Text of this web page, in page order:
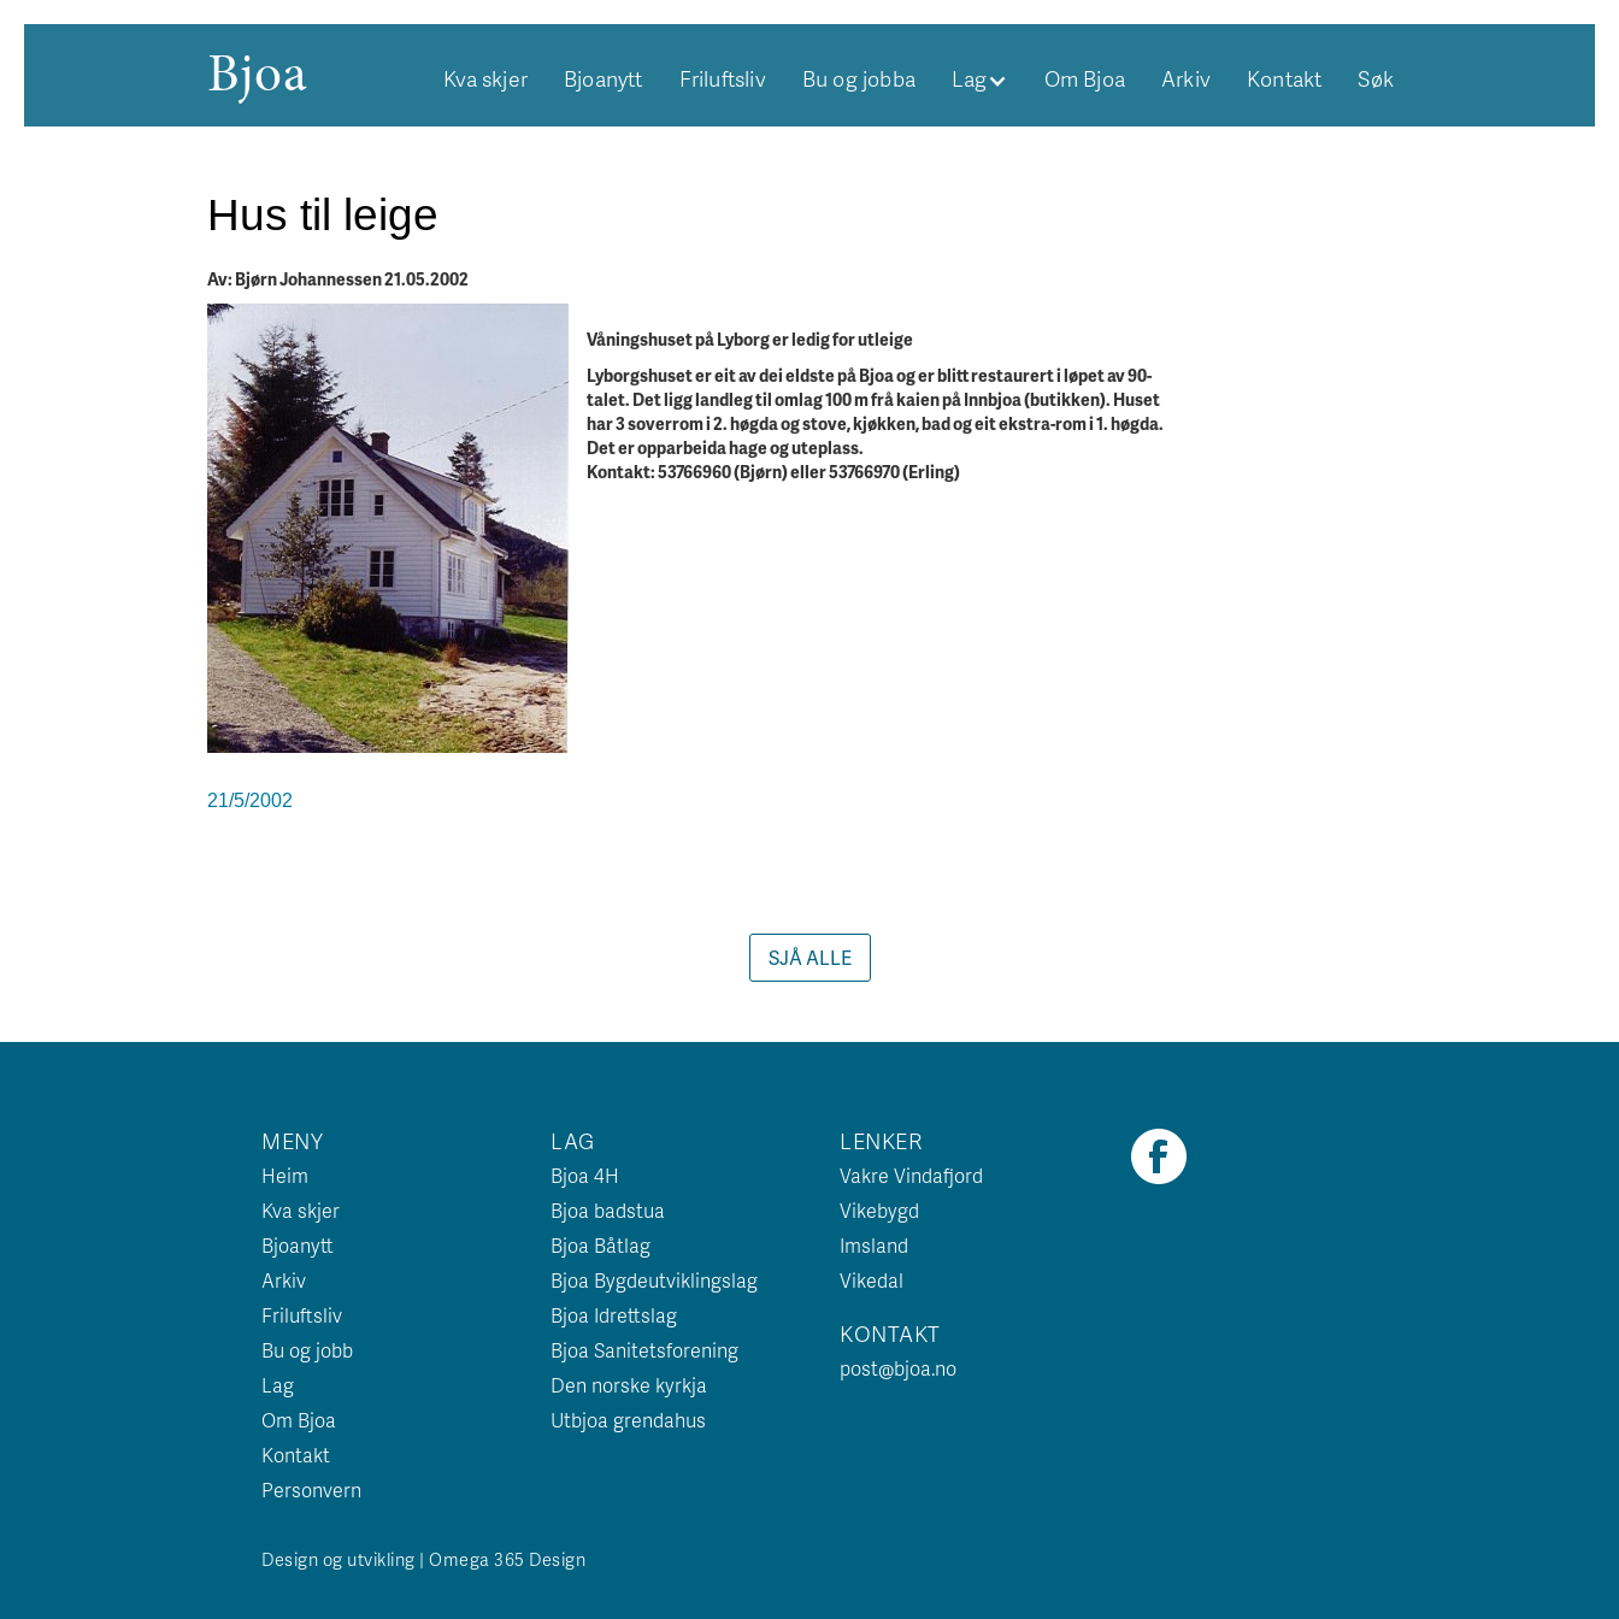
Bjoa Kva skjer Bjoanytt Friluftsliv Bu og jobba Lag Om Bjoa Arkiv Kontakt Søk
Hus til leige
Av: Bjørn Johannessen 21.05.2002
Våningshuset på Lyborg er ledig for utleige
Lyborgshuset er eit av dei eldste på Bjoa og er blitt restaurert i løpet av 90-
talet. Det ligg landleg til omlag 100 m frå kaien på Innbjoa (butikken). Huset
har 3 soverrom i 2. høgda og stove, kjøkken, bad og eit ekstra-rom i 1. høgda.
Det er opparbeida hage og uteplass.
Kontakt: 53766960 (Bjørn) eller 53766970 (Erling)
21/5/2002
SJÅ ALLE
MENY
Heim
Kva skjer
Bjoanytt
Arkiv
Friluftsliv
Bu og jobb
Lag
Om Bjoa
Kontakt
Personvern
LAG
Bjoa 4H
Bjoa badstua
Bjoa Båtlag
Bjoa Bygdeutviklingslag
Bjoa Idrettslag
Bjoa Sanitetsforening
Den norske kyrkja
Utbjoa grendahus
LENKER
Vakre Vindafjord
Vikebygd
Imsland
Vikedal
KONTAKT
post@bjoa.no
Design og utvikling | Omega 365 Design